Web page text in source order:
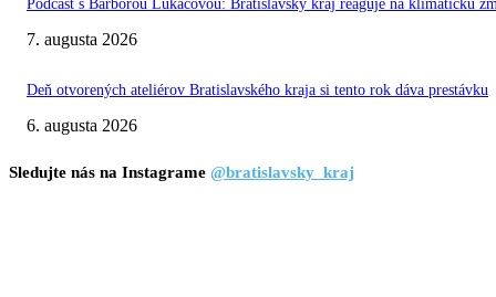
Podcast s Barborou Lukáčovou: Bratislavský kraj reaguje na klimatickú
7. augusta 2026
Deň otvorených ateliérov Bratislavského kraja si tento rok dáva prestávku
6. augusta 2026
Sledujte nás na Instagrame @bratislavsky_kraj